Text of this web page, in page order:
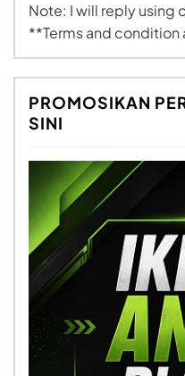
Note: I will reply using
**Terms and condition
PROMOSIKAN
SINI